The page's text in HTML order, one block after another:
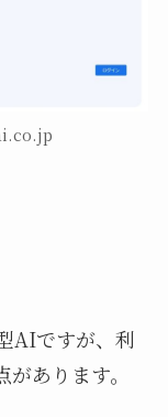
AIですが、利
あります。